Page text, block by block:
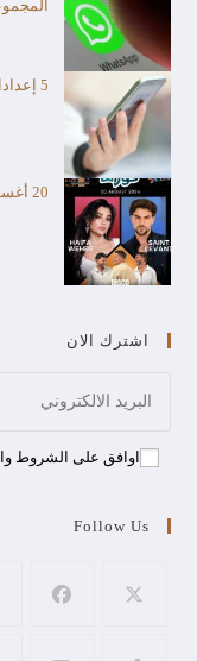
5 إعدادات يجب تفعيلها فورًا بعد شراء آيفون جديد
20 أغسطس.. هيفاء وهبي تحيي حفلا غنائيا في السعودية
اشترك الان
اوافق على الشروط
Follow Us